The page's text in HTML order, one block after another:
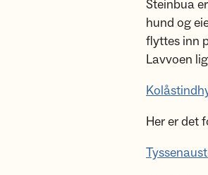
Steinbua
hund og
flyttes inn
Lavvoen
Her er det